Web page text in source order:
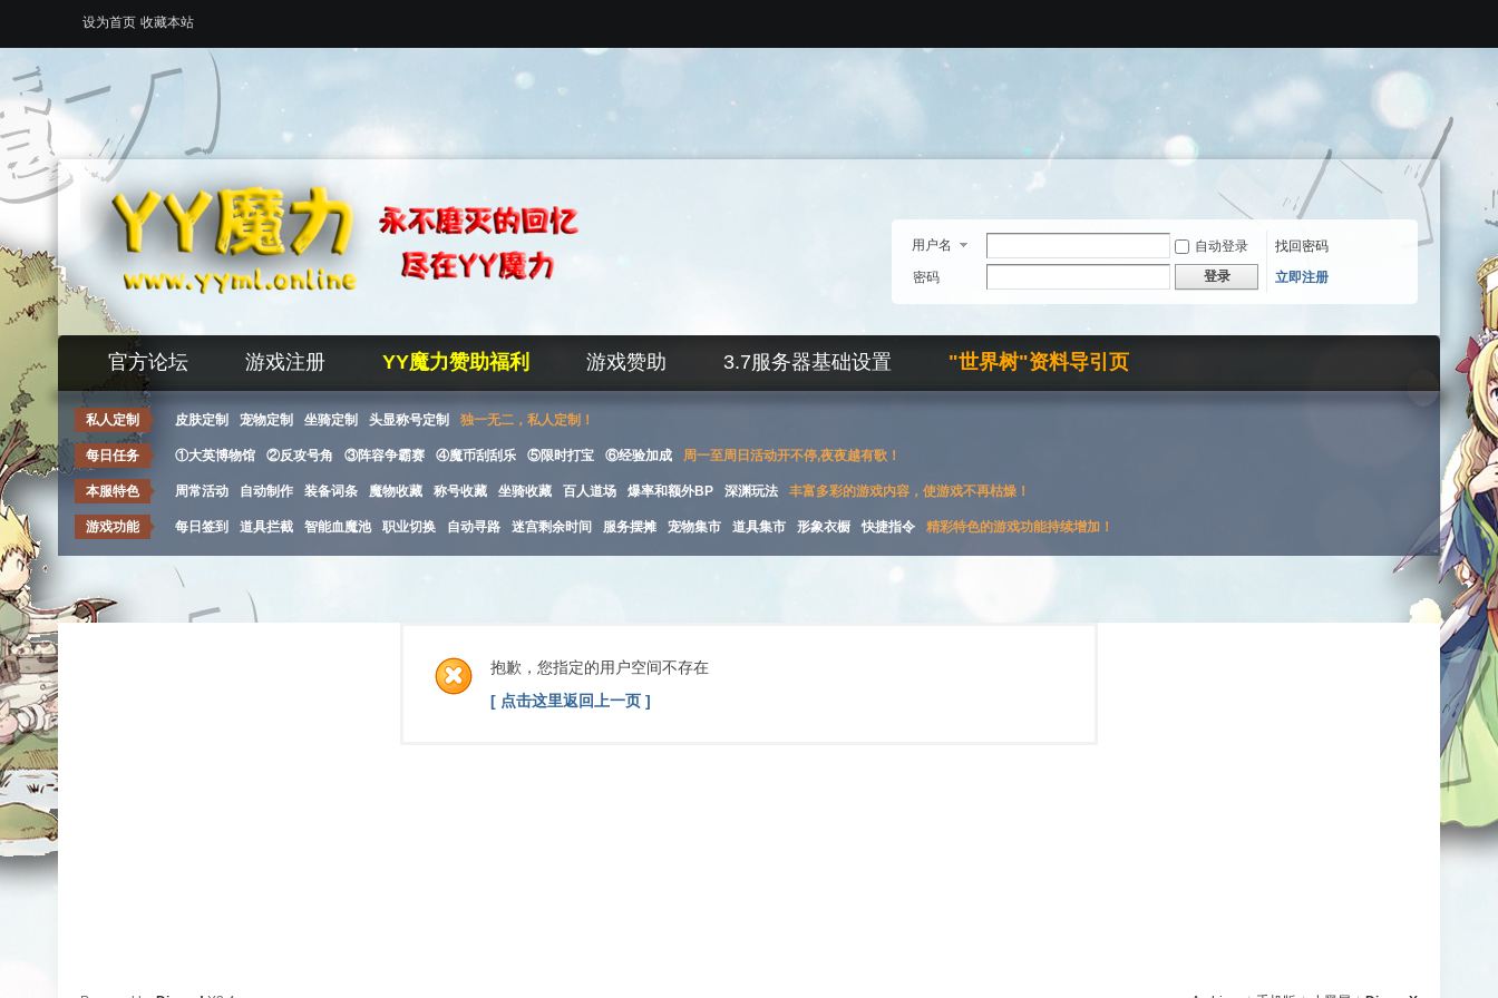
设为首页 收藏本站
用户名 自动登录
找回密码
密码
登录 立即注册
官方论坛 游戏注册 YY魔力赞助福利 游戏赞助 3.7服务器基础设置 "世界树"资料导引页
私人定制 皮肤定制 宠物定制 坐骑定制 头显称号定制 独一无二，私人定制！
每日任务 ①大英博物馆 ②反攻号角 ③阵容争霸赛 ④魔币刮刮乐 ⑤限时打宝 ⑥经验加成 周一至周日活动开不停,夜夜越有歌！
本服特色 周常活动 自动制作 装备词条 魔物收藏 称号收藏 坐骑收藏 百人道场 爆率和额外BP 深渊玩法 丰富多彩的游戏内容，使游戏不再枯燥！
游戏功能 每日签到 道具拦截 智能血魔池 职业切换 自动寻路 迷宫剩余时间 服务摆摊 宠物集市 道具集市 形象衣橱 快捷指令 精彩特色的游戏功能持续增加！
抱歉，您指定的用户空间不存在
[ 点击这里返回上一页 ]